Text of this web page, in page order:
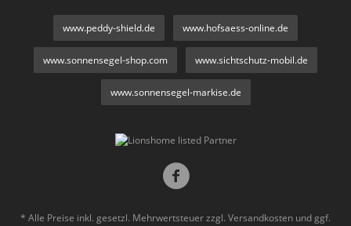
www.peddy-shield.de www.hofsaess-online.de
www.sonnensegel-shop.com www.sichtschutz-mobil.de
www.sonnensegel-markise.de
* Alle Preise inkl. gesetzl. Mehrwertsteuer zzgl. Versandkosten und ggf.